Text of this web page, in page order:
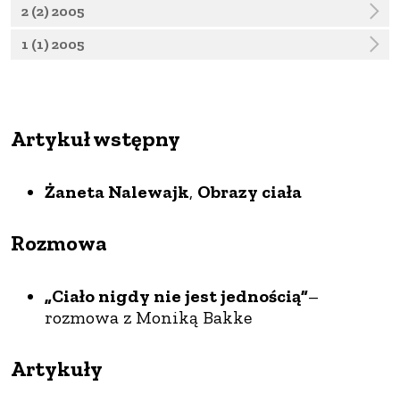
2 (2) 2005
1 (1) 2005
Artykuł wstępny
Żaneta Nalewajk, Obrazy ciała
Rozmowa
„Ciało nigdy nie jest jednością”–
rozmowa z Moniką Bakke
Artykuły